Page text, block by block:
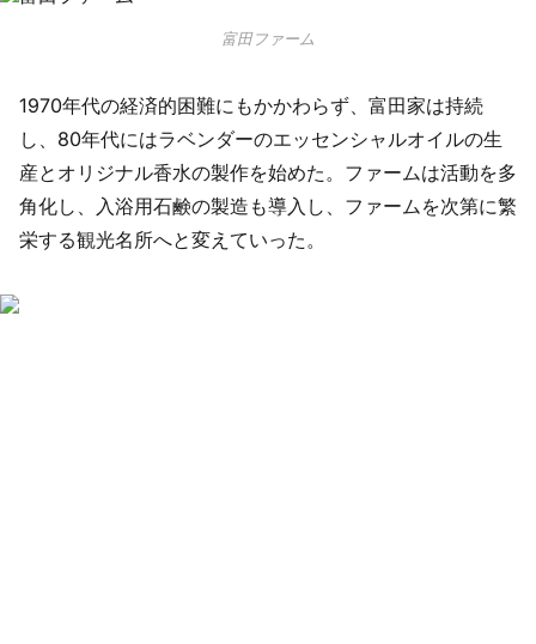
富田ファーム
1970年代の経済的困難にもかかわらず、富田家は持続
し、80年代にはラベンダーのエッセンシャルオイルの生
産とオリジナル香水の製作を始めた。ファームは活動を多
角化し、入浴用石鹸の製造も導入し、ファームを次第に繁
栄する観光名所へと変えていった。